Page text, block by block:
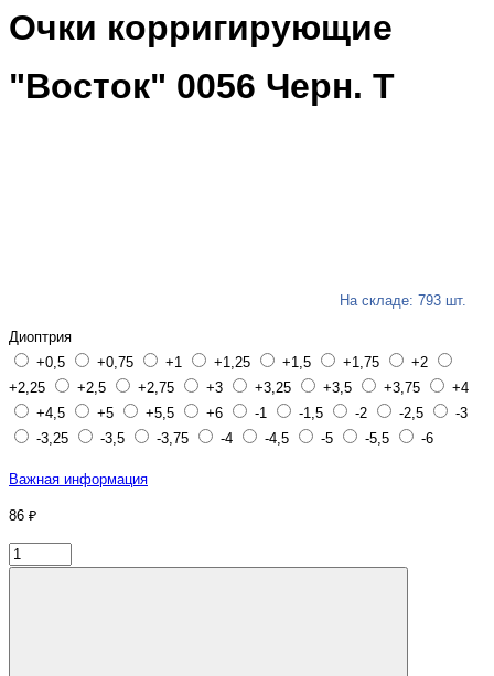
Очки корригирующие
"Восток" 0056 Черн. Т
На складе: 793 шт.
Диоптрия
+0,5
+0,75 +1 +1,25 +1,5 +1,75
+2
+2,25
+2,5 +2,75 +3 +3,25 +3,5 +3,75
+4
+4,5
+5 +5,5 +6 -1 -1,5 -2 -2,5
-3
-3,25
-3,5 -3,75 -4 -4,5 -5 -5,5 -6
Важная информация
86 ₽